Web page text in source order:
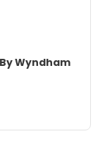
Wyndham